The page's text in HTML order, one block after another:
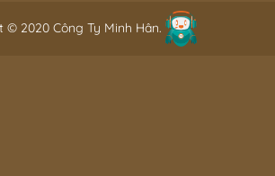
© 2020 Công Ty Minh Hân.